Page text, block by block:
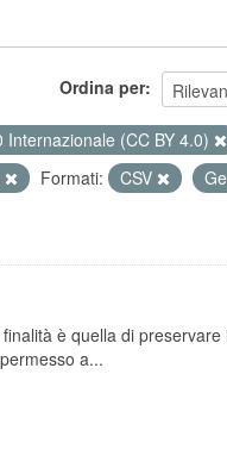
Ordina per
(CC BY 4.0)
Formati: CSV
è quella di preservare
a...